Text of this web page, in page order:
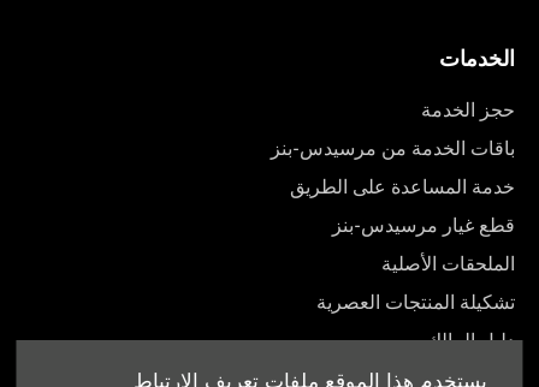
يستخدم هذا الموقع ملفات تعريف الارتباط
الخدمات
حجز الخدمة
باقات الخدمة من مرسيدس-بنز
خدمة المساعدة على الطريق
قطع غيار مرسيدس-بنز
الملحقات الأصلية
تشكيلة المنتجات العصرية
دليل المالك